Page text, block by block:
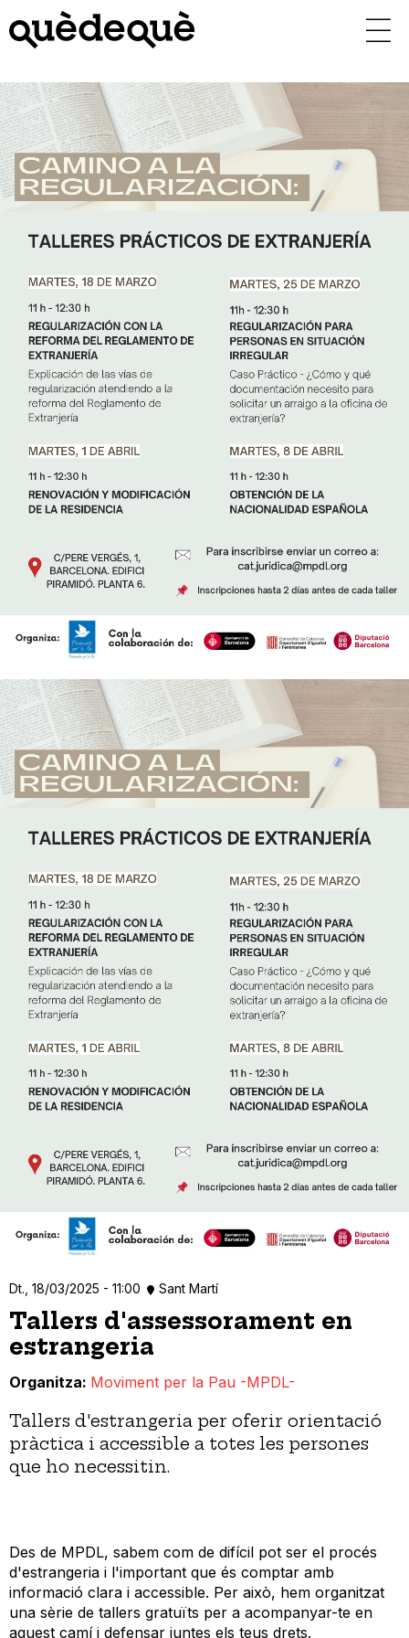
contingut
Dt., 18/03/2025 - 11:00 Sant Martí
Tallers d'assessorament en
estrangeria
Organitza Moviment per la Pau -MPDL-
Tallers d'estrangeria per oferir orientació
pràctica i accessible a totes les persones
que ho necessitin.
Des de MPDL, sabem com de difícil pot ser el procés
d'estrangeria i l'important que és comptar amb
informació clara i accessible. Per això, hem organitzat
una sèrie de tallers gratuïts per a acompanyar-te en
aquest camí i defensar juntes els teus drets.